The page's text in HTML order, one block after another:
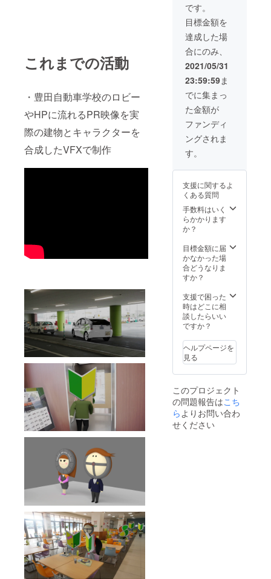
これまでの活動
・豊田自動車学校のロビー
やHPに流れるPR映像を実
際の建物とキャラクターを
合成したVFXで制作
データ
・家・
マン
ション
の外観
や内装
を
3DCG
で再現
（完成
前のイ
メージ
でもOK
です。
目標金額を
達成した場
合にのみ、
2021/05/31
23:59:59ま
でに集まっ
た金額が
ファンディ
ングされま
す。
支援に関するよ
くある質問
手数料はいく
らかかります
か？
目標金額に届
かなかった場
合どうなりま
すか？
支援で困った
時はどこに相
談したらいい
ですか？
ヘルプページを
見る
このプロジェクト
の問題報告はこち
ら よりお問い合わ
せください